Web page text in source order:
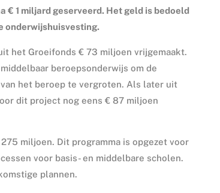
€ 1 miljard geserveerd. Het geld is bedoeld
onderwijshuisvesting.
het Groeifonds € 73 miljoen vrijgemaakt.
beroepsonderwijs om de
het beroep te vergroten. Als later uit
dit project nog eens € 87 miljoen
miljoen. Dit programma is opgezet voor
voor basis- en middelbare scholen.
plannen.